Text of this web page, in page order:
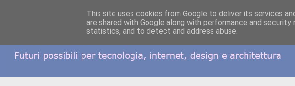
This site uses cookies from Google to deliver its services
are shared with Google along with performance and
statistics, and to detect and address abuse.